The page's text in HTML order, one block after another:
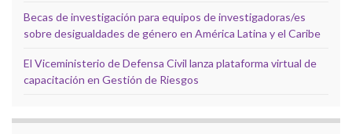
Becas de investigación para equipos de investigadoras/es
sobre desigualdades de género en América Latina y el Caribe
El Viceministerio de Defensa Civil lanza plataforma virtual de
capacitación en Gestión de Riesgos